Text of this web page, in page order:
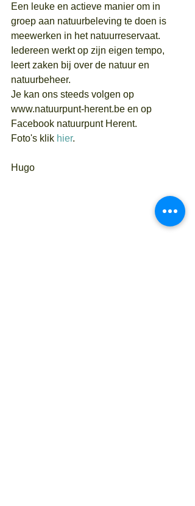
Een leuke en actieve manier om in
groep aan natuurbeleving te doen is
meewerken in het natuurreservaat.
Iedereen werkt op zijn eigen tempo,
leert zaken bij over de natuur en
natuurbeheer.
Je kan ons steeds volgen op
www.natuurpunt-herent.be en op
Facebook natuurpunt Herent.
Foto's klik hier.
Hugo